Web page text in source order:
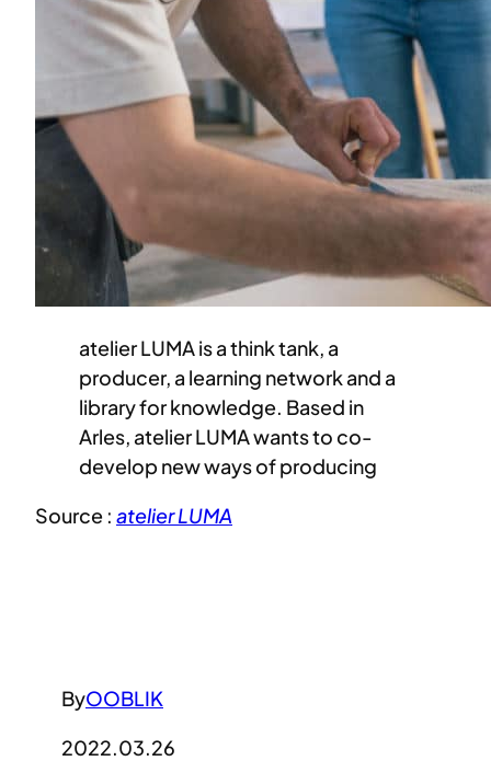
atelier LUMA is a think tank, a
producer, a learning network and a
library for knowledge. Based in
Arles, atelier LUMA wants to co-
develop new ways of producing
Source : atelier LUMA
ByOOBLIK
2022.03.26